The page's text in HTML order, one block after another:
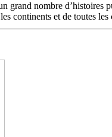
grand nombre d’histoires
continents et de toutes